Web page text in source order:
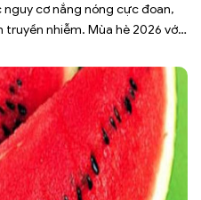
cơ nắng nóng cực đoan,
nhiễm. Mùa hè 2026 với